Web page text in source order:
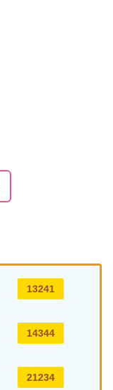
13241
14344
21234